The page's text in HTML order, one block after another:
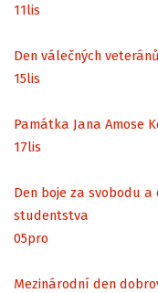
11lis
Den válečných veteránů
15lis
Památka Jana Amose
17lis
Den boje za svobodu
studentstva
05pro
Mezinárodní den